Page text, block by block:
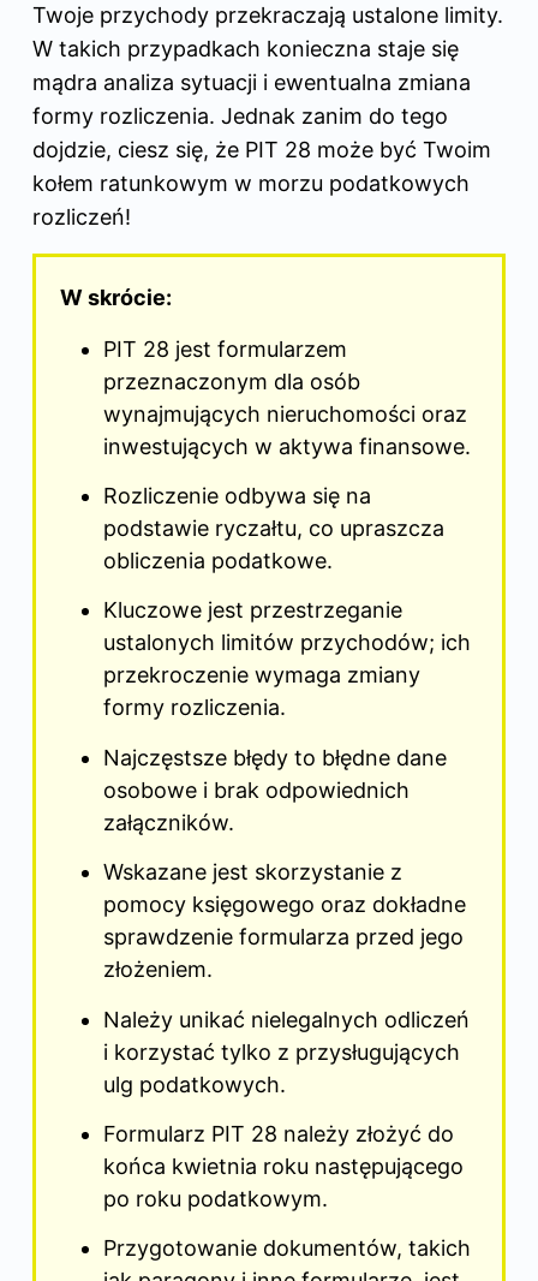
Twoje przychody przekraczają ustalone limity.
W takich przypadkach konieczna staje się
mądra analiza sytuacji i ewentualna zmiana
formy rozliczenia. Jednak zanim do tego
dojdzie, ciesz się, że PIT 28 może być Twoim
kołem ratunkowym w morzu podatkowych
rozliczeń!
W skrócie:
PIT 28 jest formularzem
przeznaczonym dla osób
wynajmujących nieruchomości oraz
inwestujących w aktywa finansowe.
Rozliczenie odbywa się na
podstawie ryczałtu, co upraszcza
obliczenia podatkowe.
Kluczowe jest przestrzeganie
ustalonych limitów przychodów; ich
przekroczenie wymaga zmiany
formy rozliczenia.
Najczęstsze błędy to błędne dane
osobowe i brak odpowiednich
załączników.
Wskazane jest skorzystanie z
pomocy księgowego oraz dokładne
sprawdzenie formularza przed jego
złożeniem.
Należy unikać nielegalnych odliczeń
i korzystać tylko z przysługujących
ulg podatkowych.
Formularz PIT 28 należy złożyć do
końca kwietnia roku następującego
po roku podatkowym.
Przygotowanie dokumentów, takich